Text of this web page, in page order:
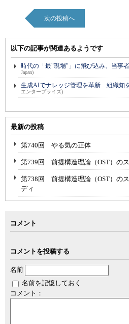
次の投稿へ
以下の記事が関連あるようです
時代の「最"現場"」に飛び込み、当事
Japan)
生成AIでナレッジ管理を革新 組織知
エンタープライズ)
最新の投稿
第740回 やる気の正体
第739回 前提構造理論（OST）の
第738回 前提構造理論（OST）の
ディ
コメント
コメントを投稿する
名前
名前を記憶しておく
コメント：